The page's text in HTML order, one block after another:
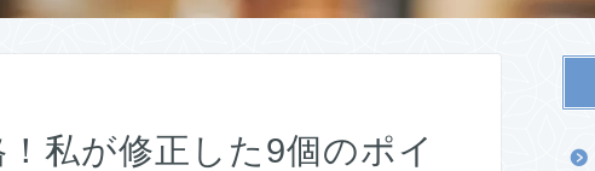
私が修正した9個のポイ